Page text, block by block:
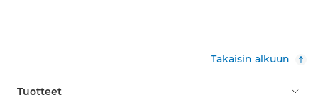
Takaisin alkuun
Tuotteet